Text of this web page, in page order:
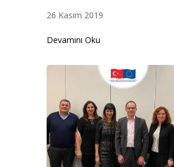
26 Kasım 2019
Devamını Oku